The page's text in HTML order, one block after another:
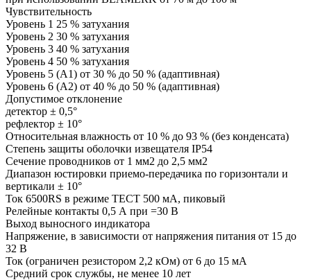
Чувствительность
Уровень 1 25 % затухания
Уровень 2 30 % затухания
Уровень 3 40 % затухания
Уровень 4 50 % затухания
Уровень 5 (А1) от 30 % до 50 % (адаптивная)
Уровень 6 (А2) от 40 % до 50 % (адаптивная)
Допустимое отклонение
детектор ± 0,5°
рефлектор ± 10°
Относительная влажность от 10 % до 93 % (без конденсата)
Степень защиты оболочки извещателя IP54
Сечение проводников от 1 мм2 до 2,5 мм2
Диапазон юстировки приемо-передачика по горизонтали и
вертикали ± 10°
Ток 6500RS в режиме ТЕСТ 500 мА, пиковый
Релейные контакты 0,5 А при =30 В
Выход выносного индикатора
Напряжение, в зависимости от напряжения питания от 15 до
32 В
Ток (ограничен резистором 2,2 кОм) от 6 до 15 мА
Средний срок службы, не менее 10 лет